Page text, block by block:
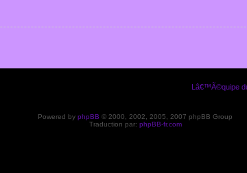
Lâ€™Ã©quipe
Powered by phpBB © 2000, 2002, 2005, 2007 phpBB Group
Traduction par: phpBB-fr.com